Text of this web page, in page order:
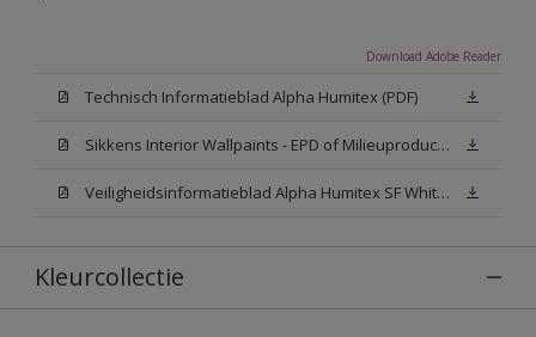
Download Adobe Reader
Technisch Informatieblad Alpha Humitex (PDF)
Sikkens Interior Wallpaints - EPD of Milieuproductverklaring
Veiligheidsinformatieblad Alpha Humitex SF White W05 (MSDS)
Kleurcollectie